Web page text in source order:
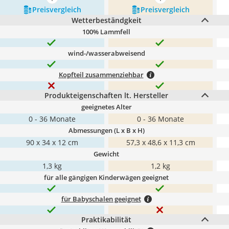
Preis­vergleich
Preis­vergleich
Wetterbeständgkeit
100% Lammfell
wind-/wasserabweisend
Kopfteil zusammenziehbar
Produkteigenschaften lt. Hersteller
geeignetes Alter
0 - 36 Monate 0 - 36 Monate
Abmessungen (L x B x H)
90 x 34 x 12 cm 57,3 x 48,6 x 11,3 cm
Gewicht
1,3 kg 1,2 kg
für alle gängigen Kinderwägen geeignet
für Babyschalen geeignet
Praktikabilität